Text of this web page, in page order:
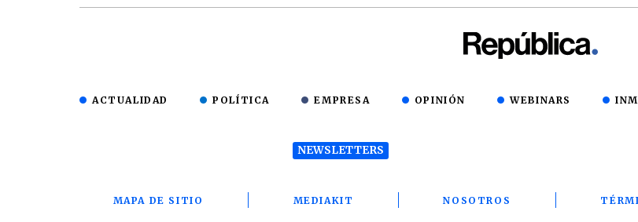
ACTUALIDAD POLÍTICA EMPRESA OPINIÓN WEBINARS
NEWSLETTERS
MAPA DE SITIO MEDIAKIT NOSOTROS